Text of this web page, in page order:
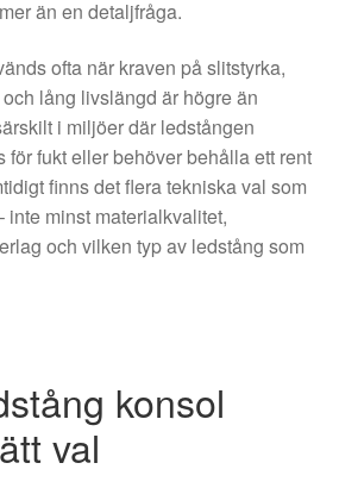
än en detaljfråga.
ofta när kraven på slitstyrka,
lång livslängd är högre än
i miljöer där ledstången
för fukt eller behöver behålla ett rent
finns det flera tekniska val som
inte minst materialkvalitet,
och vilken typ av ledstång som
konsol
val